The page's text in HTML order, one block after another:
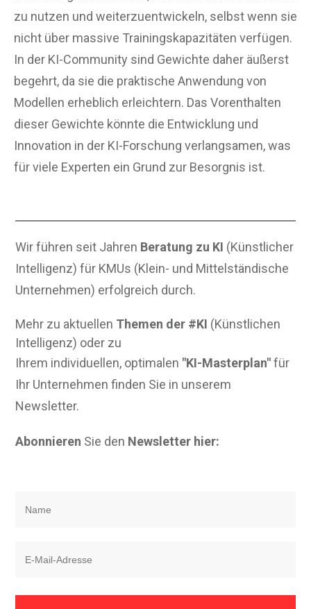
zu nutzen und weiterzuentwickeln, selbst wenn sie
nicht über massive Trainingskapazitäten verfügen.
In der KI-Community sind Gewichte daher äußerst
begehrt, da sie die praktische Anwendung von
Modellen erheblich erleichtern. Das Vorenthalten
dieser Gewichte könnte die Entwicklung und
Innovation in der KI-Forschung verlangsamen, was
für viele Experten ein Grund zur Besorgnis ist.
Wir führen seit Jahren Beratung zu KI (Künstlicher
Intelligenz) für KMUs (Klein- und Mittelständische
Unternehmen) erfolgreich durch.
Mehr zu aktuellen Themen der #KI (Künstlichen
Intelligenz) oder zu
Ihrem individuellen, optimalen "KI-Masterplan"für
Ihr Unternehmen finden Sie in unserem
Newsletter.
Abonnieren Sie den Newsletter hier: